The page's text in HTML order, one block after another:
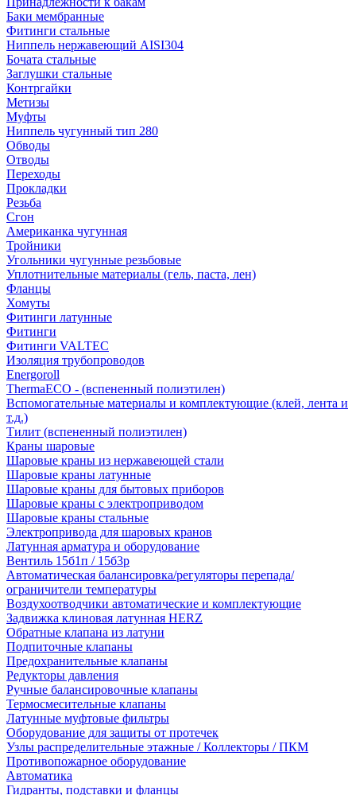
Баки мембранные
Фитинги стальные
Ниппель нержавеющий AISI304
Бочата стальные
Заглушки стальные
Контргайки
Метизы
Муфты
Ниппель чугунный тип 280
Обводы
Отводы
Переходы
Прокладки
Резьба
Сгон
Американка чугунная
Тройники
Угольники чугунные резьбовые
Уплотнительные материалы (гель, паста, лен)
Фланцы
Хомуты
Фитинги латунные
Фитинги
Фитинги VALTEC
Изоляция трубопроводов
Energoroll
ThermaECO - (вспененный полиэтилен)
Вспомогательные материалы и комплектующие (клей, лента и
т.д.)
Тилит (вспененный полиэтилен)
Краны шаровые
Шаровые краны из нержавеющей стали
Шаровые краны латунные
Шаровые краны для бытовых приборов
Шаровые краны с электроприводом
Шаровые краны стальные
Электропривода для шаровых кранов
Латунная арматура и оборудование
Вентиль 15б1п / 15б3р
Автоматическая балансировка/регуляторы перепада/
ограничители температуры
Воздухоотводчики автоматические и комплектующие
Задвижка клиновая латунная HERZ
Обратные клапана из латуни
Подпиточные клапаны
Предохранительные клапаны
Редукторы давления
Ручные балансировочные клапаны
Термосмесительные клапаны
Латунные муфтовые фильтры
Оборудование для защиты от протечек
Узлы распределительные этажные / Коллекторы / ПКМ
Противопожарное оборудование
Автоматика
Гидранты, подставки и фланцы